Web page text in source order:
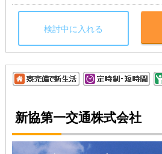
検討中に入れる
新協第一交通株式会社